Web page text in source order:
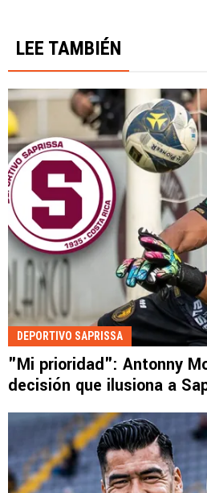
LEE TAMBIÉN
DEPORTIVO SAPRISSA
"Mi prioridad": Antonny
decisión que ilusiona a